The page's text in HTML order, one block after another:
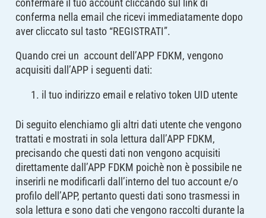
confermare il tuo account cliccando sul link di
conferma nella email che ricevi immediatamente dopo
aver cliccato sul tasto “REGISTRATI”.
Quando crei un account dell’APP FDKM, vengono
acquisiti dall’APP i seguenti dati:
il tuo indirizzo email e relativo token UID utente
Di seguito elenchiamo gli altri dati utente che vengono
trattati e mostrati in sola lettura dall’APP FDKM,
precisando che questi dati non vengono acquisiti
direttamente dall’APP FDKM poichè non è possibile ne
inserirli ne modificarli dall’interno del tuo account e/o
profilo dell’APP, pertanto questi dati sono trasmessi in
sola lettura e sono dati che vengono raccolti durante la